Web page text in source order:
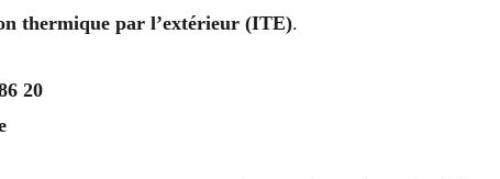
thermique par l’extérieur (ITE).
20